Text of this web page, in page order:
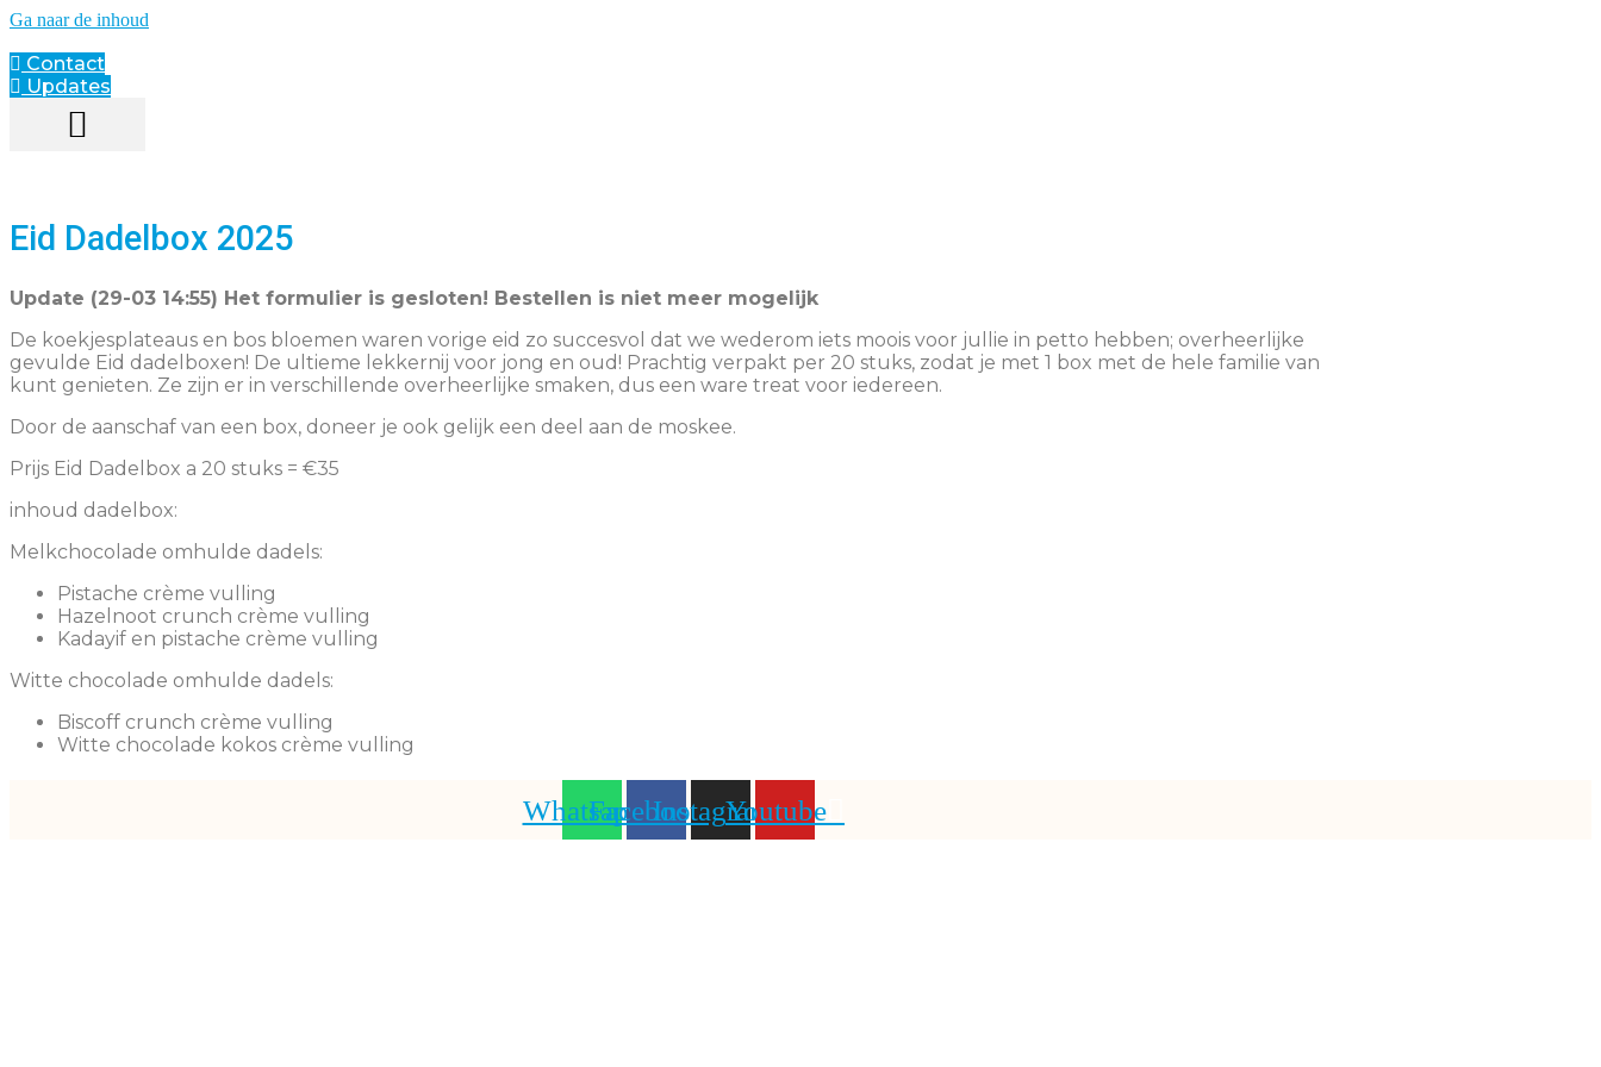
Ga naar de inhoud
Contact
Updates
Eid Dadelbox 2025
Update (29-03 14:55) Het formulier is gesloten! Bestellen is niet meer mogelijk
De koekjesplateaus en bos bloemen waren vorige eid zo succesvol dat we wederom iets moois voor jullie in petto hebben; overheerlijke
gevulde Eid dadelboxen! De ultieme lekkernij voor jong en oud! Prachtig verpakt per 20 stuks, zodat je met 1 box met de hele familie van
kunt genieten. Ze zijn er in verschillende overheerlijke smaken, dus een ware treat voor iedereen.
Door de aanschaf van een box, doneer je ook gelijk een deel aan de moskee.
Prijs Eid Dadelbox a 20 stuks = €35
inhoud dadelbox:
Melkchocolade omhulde dadels:
Pistache crème vulling
Hazelnoot crunch crème vulling
Kadayif en pistache crème vulling
Witte chocolade omhulde dadels:
Biscoff crunch crème vulling
Witte chocolade kokos crème vulling
WhatsappFacebookInstagramYoutube